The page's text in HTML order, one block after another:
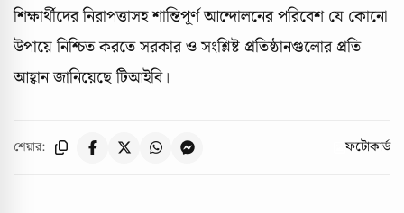
শিক্ষার্থীদের নিরাপত্তাসহ শান্তিপূর্ণ আন্দোলনের পরিবেশ যে কোনো
উপায়ে নিশ্চিত করতে সরকার ও সংশ্লিষ্ট প্রতিষ্ঠানগুলোর প্রতি
আহ্বান জানিয়েছে টিআইবি।
শেয়ার: ফটোকার্ড